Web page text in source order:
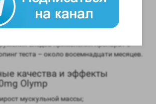
– крайне низкая;
на печень – невысокая;
– инъекционная;
следов применения препарат с
теста – около восемнадцати месяцев.
качества и эффекты
Olymp
мускульной массы;